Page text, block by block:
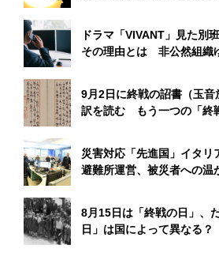
ドラマ「VIVANT」見た別
その理由とは 非公然組織
9月2日に終戦の詔書（玉
訳を読む もう一つの「終
災害対応「先進国」イタ
避難所運営、被災者への温
8月15日は「終戦の日」、
日」は国によって異なる？